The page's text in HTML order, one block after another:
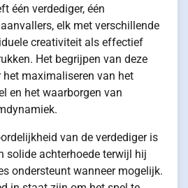
één verdediger, één
elk met verschillende
creativiteit als effectief
Het begrijpen van deze
maximaliseren van het
en het waarborgen van
van de verdediger is
solide achterhoede terwijl hij
ondersteunt wanneer mogelijk.